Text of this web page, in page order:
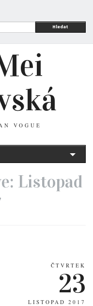
Hledat
VOGUE
Listopad
ČTVRTEK
23
LISTOPAD 2017